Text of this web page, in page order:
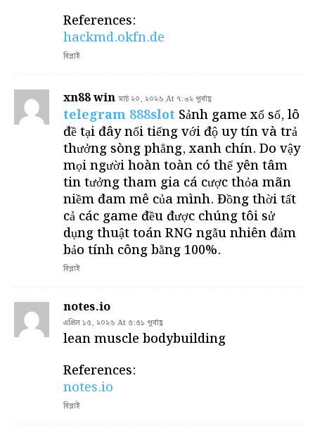
References:
hackmd.okfn.de
রিপ্লাই
xn88 win মার্চ ২০, ২০২৬ At ৭:৩২ পূর্বাহ্ণ
telegram 888slot Sảnh game xổ số, lô
đề tại đây nổi tiếng với độ uy tín và trả
thưởng sòng phẳng, xanh chín. Do vậy
mọi người hoàn toàn có thể yên tâm
tin tưởng tham gia cá cược thỏa mãn
niềm đam mê của mình. Đồng thời tất
cả các game đều được chúng tôi sử
dụng thuật toán RNG ngẫu nhiên đảm
bảo tính công bằng 100%.
রিপ্লাই
notes.io
এপ্রিল ১৫, ২০২৬ At ৫:৫১ পূর্বাহ্ণ
lean muscle bodybuilding
References:
notes.io
রিপ্লাই